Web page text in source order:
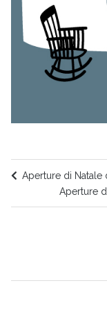
Aperture di
Aperture